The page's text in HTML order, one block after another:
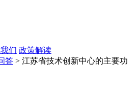
们 政策解读
答 > 江苏省技术创新中心的主要功